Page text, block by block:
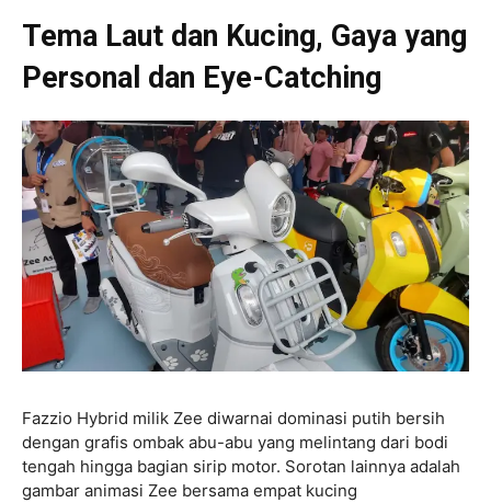
Tema Laut dan Kucing, Gaya yang
Personal dan Eye-Catching
Fazzio Hybrid milik Zee diwarnai dominasi putih bersih
dengan grafis ombak abu-abu yang melintang dari bodi
tengah hingga bagian sirip motor. Sorotan lainnya adalah
gambar animasi Zee bersama empat kucing